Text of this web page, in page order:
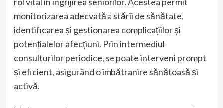
monitorizarea adecvată a stării de sănătate,
identificarea și gestionarea complicațiilor și
potențialelor afecțiuni. Prin intermediul
consulturilor periodice, se poate interveni prompt
și eficient, asigurând o îmbătranire sănătoasă și
activă.